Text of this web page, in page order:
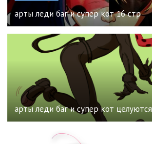
арты леди баг и супер кот 16 стр
арты леди баг и супер кот целуются